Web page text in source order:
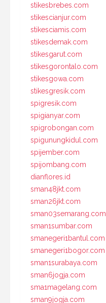
stikesbrebes.com
stikescianjur.com
stikesciamis.com
stikesdemak.com
stikesgarut.com
stikesgorontalo.com
stikesgowa.com
stikesgresik.com
spigresik.com
spigianyar.com
spigrobongan.com
spigunungkidul.com
spijember.com
spijombang.com
dianflores.id
sman48jkt.com
sman26jkt.com
sman03semarang.com
sman1sumbar.com
smanegeri1bantul.com
smanegeri1bogor.com
sman1surabaya.com
sman6jogja.com
sma1magelang.com
sman9jogja.com